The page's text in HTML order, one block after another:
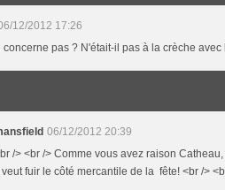
12/2012 17:26
concerne pas ? N'était-il pas à la crèche
06/12/2012 20:39
/> <br /> Comme vous avez raison
fuir le côté mercantile de la fête! <br />